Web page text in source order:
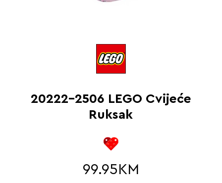
20222-2506 LEGO Cvijeće
Ruksak
99.95 KM